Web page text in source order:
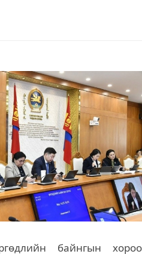
байнгын хороо